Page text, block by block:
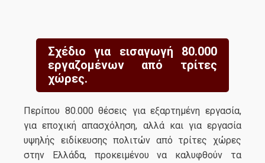
Σχέδιο για εισαγωγή 80.000
εργαζομένων από τρίτες
χώρες.
Περίπου 80.000 θέσεις για εξαρτημένη εργασία,
για εποχική απασχόληση, αλλά και για εργασία
υψηλής ειδίκευσης πολιτών από τρίτες χώρες
στην Ελλάδα, προκειμένου να καλυφθούν τα